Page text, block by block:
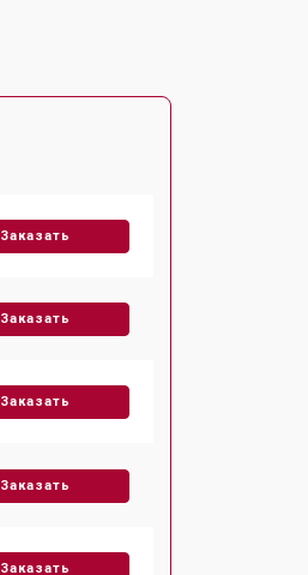
Заказать
Заказать
Заказать
Заказать
Заказать